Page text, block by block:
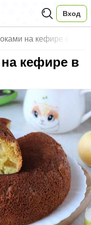
Вход
на кефире в
кефире в